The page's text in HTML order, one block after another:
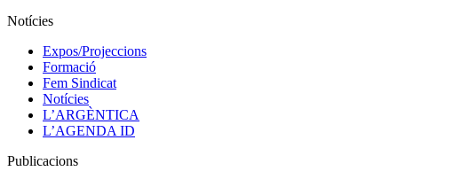
Notícies
Expos/Projeccions
Formació
Fem Sindicat
Notícies
L’ARGÈNTICA
L’AGENDA ID
Publicacions